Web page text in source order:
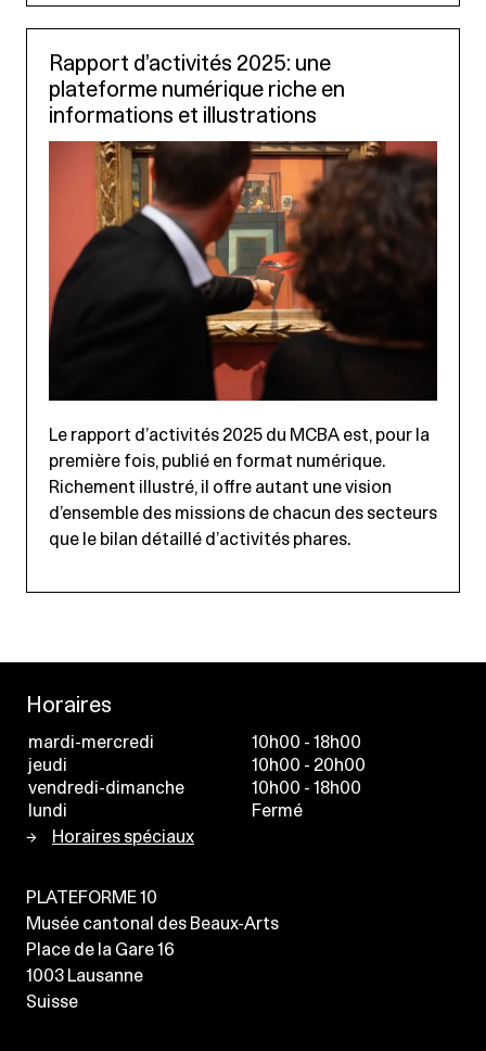
Rapport d’activités 2025: une
plateforme numérique riche en
informations et illustrations
Le rapport d’activités 2025 du MCBA est, pour la
première fois, publié en format numérique.
Richement illustré, il offre autant une vision
d’ensemble des missions de chacun des secteurs
que le bilan détaillé d’activités phares.
Horaires
mardi-mercredi
10h00 - 18h00
jeudi
10h00 - 20h00
vendredi-dimanche
10h00 - 18h00
lundi
Fermé
Horaires spéciaux
PLATEFORME 10
Musée cantonal des Beaux-Arts
Place de la Gare 16
1003 Lausanne
Suisse